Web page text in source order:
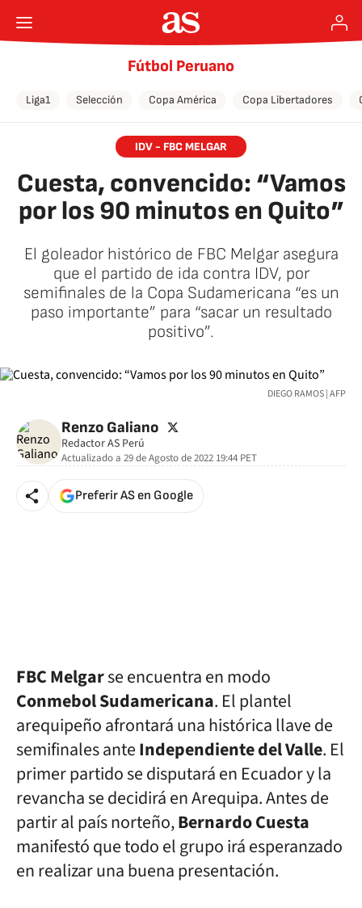
Fútbol Peruano
Liga1 Selección Copa América Copa Libertadores
IDV - FBC MELGAR
Cuesta, convencido: “Vamos
por los 90 minutos en Quito”
El goleador histórico de FBC Melgar asegura
que el partido de ida contra IDV, por
semifinales de la Copa Sudamericana “es un
paso importante” para “sacar un resultado
positivo”.
DIEGO RAMOS | AFP
Renzo Galiano twitter
Redactor AS Perú
Actualizado a 29 de Agosto de 2022 19:44 PET
Preferir AS en Google
FBC Melgarse encuentra en modo
Conmebol Sudamericana. El plantel
arequipeño afrontará una histórica llave de
semifinales anteIndependiente del Valle. El
primer partido se disputará en Ecuador y la
revancha se decidirá en Arequipa. Antes de
partir al país norteño,Bernardo Cuesta
manifestó que todo el grupo irá esperanzado
en realizar una buena presentación.